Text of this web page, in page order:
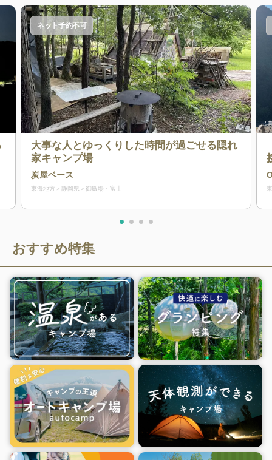
ネット予約不可
大事な人とゆっくりした時間が過ごせる隠れ
家キャンプ場
炭屋ベース
東海地方 静岡県 御殿場・富士
出
おすすめ特集